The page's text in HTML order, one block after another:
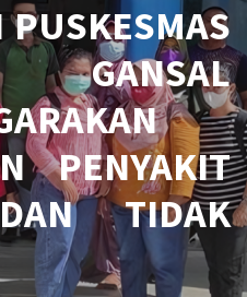
PENYAKIT
TIDAK